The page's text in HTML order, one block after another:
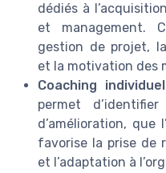
dédiés à
et management.
gestion de projet,
et la motivation des
Coaching
permet
d’amélioration, que
favorise la prise de
et l’adaptation à